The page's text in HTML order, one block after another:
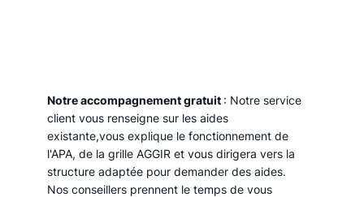
Notre accompagnement gratuit : Notre service
client vous renseigne sur les aides
existante,vous explique le fonctionnement de
l'APA, de la grille AGGIR et vous dirigera vers la
structure adaptée pour demander des aides.
Nos conseillers prennent le temps de vous